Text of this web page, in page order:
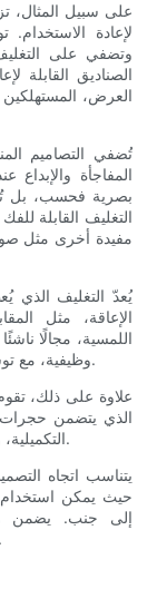
على سبيل المثال،
لإعادة
وتضفي على
الصناديق القابلة
العرض،
تُضفي التصاميم
المفاجأة والإبداع
بصرية فحسب، بل
التغليف القابلة
مفيدة أخرى مثل
يُعدّ التغليف الذي
الإعاقة، مثل
اللمسية، مجالًا
وظيفية، مع توسيع نطاق وصول العلامة التجارية إلى جمهور أوسع.
علاوة على ذلك،
الذي يتضمن حجرات
التكميلية، وبالتالي إضافة القيمة وتعزيز تجربة المنتج الشاملة.
يتناسب اتجاه
حيث يمكن استخدام
إلى جنب. يضمن
مستحضرات التجميل جذابة لفترة طويلة بعد فتحها.